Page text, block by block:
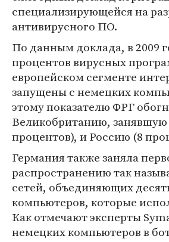
специализирующейся на
антивирусного ПО.
По данным доклада, в 2009
процентов вирусных
европейском сегменте
запущены с немецких
этому показателю ФРГ
Великобританию, занявшую
процентов), и Россию (8
Германия также заняла
распространению так
сетей, объединяющих
компьютеров, которые
Как отмечают эксперты
немецких компьютеров в